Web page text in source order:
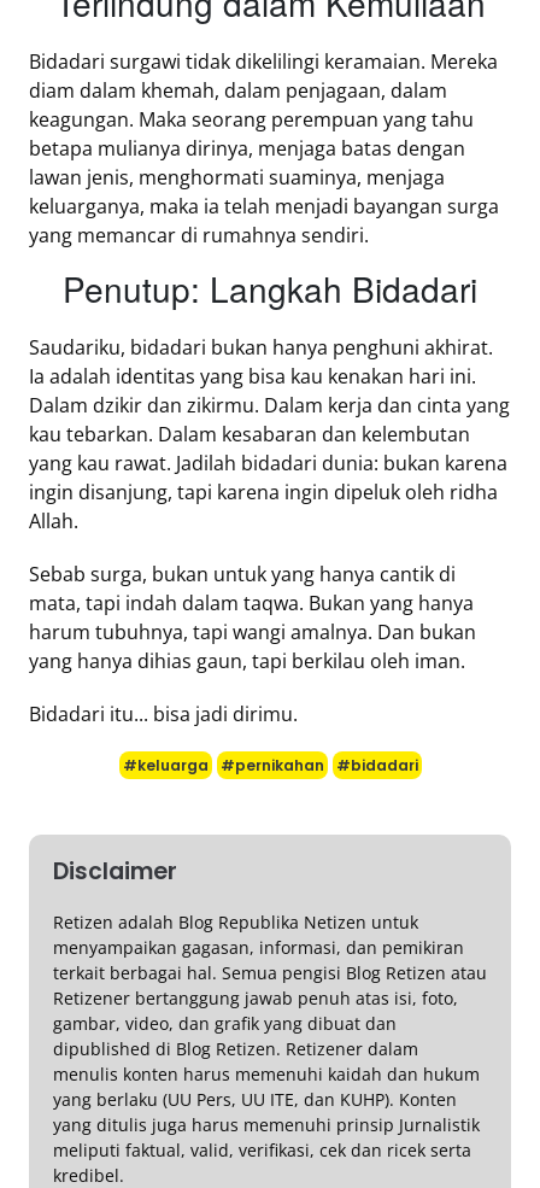
Bidadari surgawi tidak dikelilingi keramaian. Mereka
diam dalam khemah, dalam penjagaan, dalam
keagungan. Maka seorang perempuan yang tahu
betapa mulianya dirinya, menjaga batas dengan
lawan jenis, menghormati suaminya, menjaga
keluarganya, maka ia telah menjadi bayangan surga
yang memancar di rumahnya sendiri.
Penutup: Langkah Bidadari
Saudariku, bidadari bukan hanya penghuni akhirat.
Ia adalah identitas yang bisa kau kenakan hari ini.
Dalam dzikir dan zikirmu. Dalam kerja dan cinta yang
kau tebarkan. Dalam kesabaran dan kelembutan
yang kau rawat. Jadilah bidadari dunia: bukan karena
ingin disanjung, tapi karena ingin dipeluk oleh ridha
Allah.
Sebab surga, bukan untuk yang hanya cantik di
mata, tapi indah dalam taqwa. Bukan yang hanya
harum tubuhnya, tapi wangi amalnya. Dan bukan
yang hanya dihias gaun, tapi berkilau oleh iman.
Bidadari itu... bisa jadi dirimu.
#keluarga #pernikahan #bidadari
Disclaimer
Retizen adalah Blog Republika Netizen untuk
menyampaikan gagasan, informasi, dan pemikiran
terkait berbagai hal. Semua pengisi Blog Retizen atau
Retizener bertanggung jawab penuh atas isi, foto,
gambar, video, dan grafik yang dibuat dan
dipublished di Blog Retizen. Retizener dalam
menulis konten harus memenuhi kaidah dan hukum
yang berlaku (UU Pers, UU ITE, dan KUHP). Konten
yang ditulis juga harus memenuhi prinsip Jurnalistik
meliputi faktual, valid, verifikasi, cek dan ricek serta
kredibel.